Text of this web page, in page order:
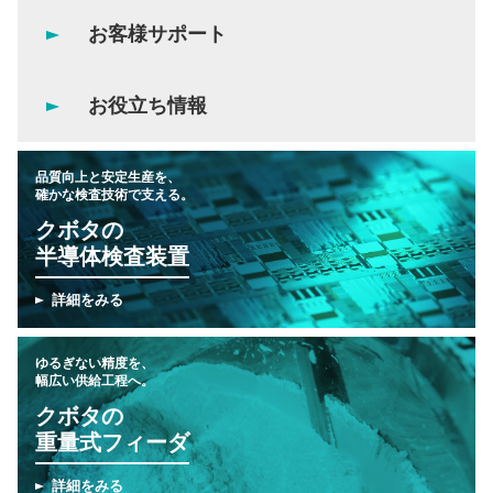
お客様サポート
お役立ち情報
品質向上と安定生産を、
確かな検査技術で支える。
クボタの
半導体検査装置
詳細をみる
ゆるぎない精度を、
幅広い供給工程へ。
クボタの
重量式フィーダ
詳細をみる